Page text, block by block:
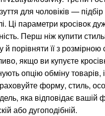
для чоловіків — підбір
Ці параметри кросівок
Перш ніж купити
порівняти її з розмірною
якщо ви купуєте
опцію обміну товарів,
форму, стиль,
яка відповідає вашій
або дугоподібній.